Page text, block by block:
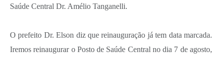
Saúde Central Dr. Amélio Tanganelli.
O prefeito Dr. Elson diz que reinauguração já tem data marcada.
Iremos reinaugurar o Posto de Saúde Central no dia 7 de agosto,